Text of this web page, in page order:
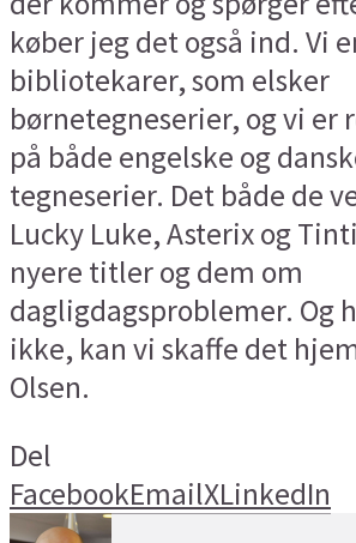
køber jeg det også ind. Vi
bibliotekarer, som elsker
børnetegneserier, og vi er
på både engelske og
tegneserier. Det både de
Lucky Luke, Asterix og
nyere titler og dem om
dagligdagsproblemer. Og
ikke, kan vi skaffe det
Olsen.
Del
FacebookEmailXLinkedIn